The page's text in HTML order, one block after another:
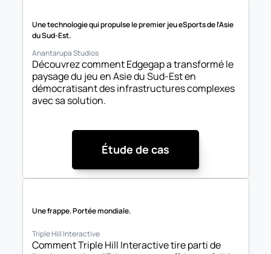
Une technologie qui propulse le premier jeu eSports de l'Asie
du Sud-Est.
Anantarupa Studios
Découvrez comment Edgegap a transformé le
paysage du jeu en Asie du Sud-Est en
démocratisant des infrastructures complexes
avec sa solution.
Étude de cas
Une frappe. Portée mondiale.
Triple Hill Interactive
Comment Triple Hill Interactive tire parti de